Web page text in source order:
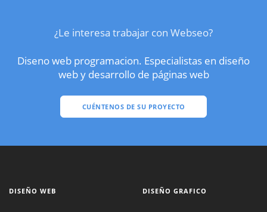
¿Le interesa trabajar con Webseo?
Diseno web programacion. Especialistas en diseño
web y desarrollo de páginas web
CUÉNTENOS DE SU PROYECTO
DISEÑO WEB DISEÑO GRAFICO